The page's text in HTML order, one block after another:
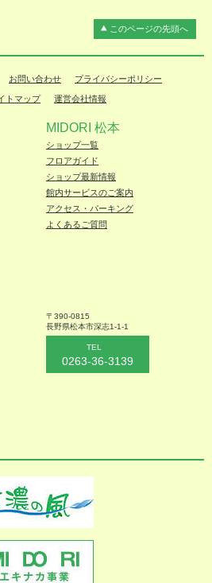
このページの先頭へ
お問い合わせ プライバシーポリシー
トマップ 運営会社情報
MIDORI 松本
ショップ一覧
フロアガイド
ショップ最新情報
館内サービスのご案内
アクセス・パーキング
よくあるご質問
〒390-0815
長野県松本市深志1-1-1
TEL
0263-36-3139